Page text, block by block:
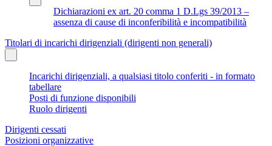
Dichiarazioni ex art. 20 comma 1 D.Lgs 39/2013 –
assenza di cause di inconferibilità e incompatibilità
Titolari di incarichi dirigenziali (dirigenti non generali)
Incarichi dirigenziali, a qualsiasi titolo conferiti - in formato
tabellare
Posti di funzione disponibili
Ruolo dirigenti
Dirigenti cessati
Posizioni organizzative